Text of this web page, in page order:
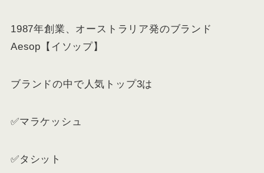
1987年創業、オーストラリア発のブランド
Aesop【イソップ】
ブランドの中で人気トップ3は
✅マラケッシュ
✅タシット